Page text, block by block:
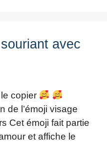
avec
copier
de l’émoji visage
Cet émoji fait partie
et affiche le